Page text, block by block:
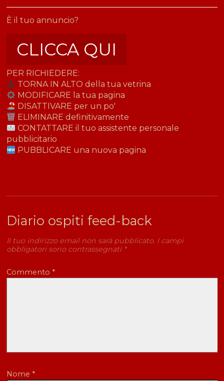
È il tuo annuncio?
CLICCA QUI
PER RICHIEDERE:
TORNA IN ALTO della tua vetrina
MODIFICARE la tua pagina
DISATTIVARE per un po'
ELIMINARE definitivamente
CONTATTARE il tuo assistente personale
pubblicitario
PUBBLICARE una nuova pagina
Diario ospiti feed-back
Il tuo indirizzo email non sarà pubblicato. I campi
obbligatori sono contrassegnati *
Commento *
Nome *